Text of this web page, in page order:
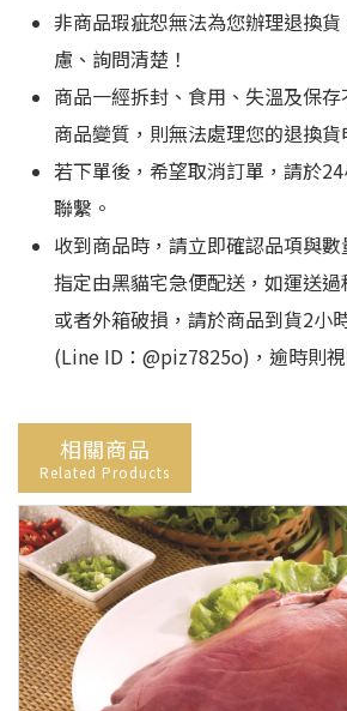
非商品瑕疵恕無法為您辦理退換
慮、詢問清楚！
商品一經拆封、食用、失溫及保
商品變質，則無法處理您的退換貨
若下單後，希望取消訂單，請於
聯繫。
收到商品時，請立即確認品項與
指定由黑貓宅急便配送，如運送
或者外箱破損，請於商品到貨2小
(Line ID：@piz7825o)，逾時則
相關商品
Related Products